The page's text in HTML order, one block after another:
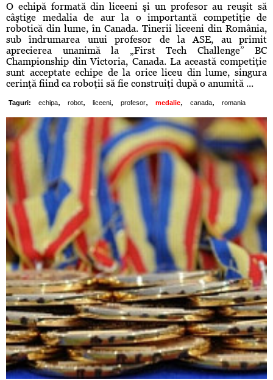
O echipă formată din liceeni şi un profesor au reuşit să
câştige medalia de aur la o importantă competiţie de
robotică din lume, în Canada. Tinerii liceeni din România,
sub îndrumarea unui profesor de la ASE, au primit
aprecierea unanimă la „First Tech Challenge” BC
Championship din Victoria, Canada. La această competiţie
sunt acceptate echipe de la orice liceu din lume, singura
cerinţă fiind ca roboţii să fie construiţi după o anumită ...
Taguri: echipa, robot, liceeni, profesor, medalie, canada, romania